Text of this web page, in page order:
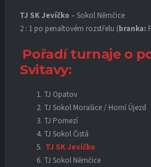
TJ SK Jevíčko – Sokol Němčice
2 : 1 po penaltovém rozstřelu (branka:
Pořadí turnaje o
Svitavy:
TJ Opatov
TJ Sokol Morašice / Horní Újezd
TJ Pomezí
TJ Sokol Čistá
TJ SK Jevíčko
TJ Sokol Němčice